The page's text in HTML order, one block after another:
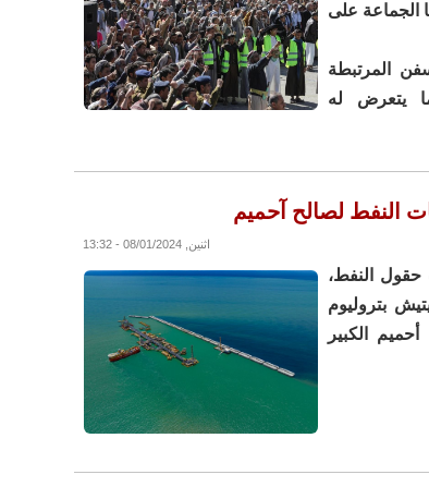
الجماعة على
المرتبطة
يتعرض له
لصالح آحميم
اثنين, 08/01/2024 - 13:32
النفط،
بتروليوم
الكبير